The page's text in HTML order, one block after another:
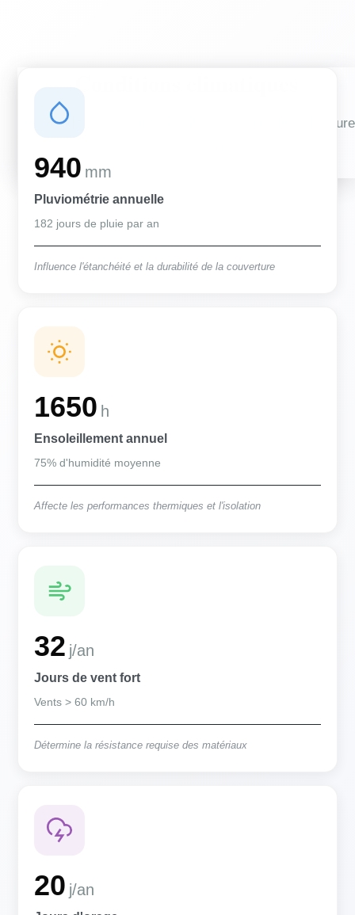
Des conditions qui influencent vos travaux de couverture
940 mm
Pluviométrie annuelle
182 jours de pluie par an
Influence l'étanchéité et la durabilité de la couverture
1650 h
Ensoleillement annuel
75% d'humidité moyenne
Affecte les performances thermiques et l'isolation
32 j/an
Jours de vent fort
Vents > 60 km/h
Détermine la résistance requise des matériaux
20 j/an